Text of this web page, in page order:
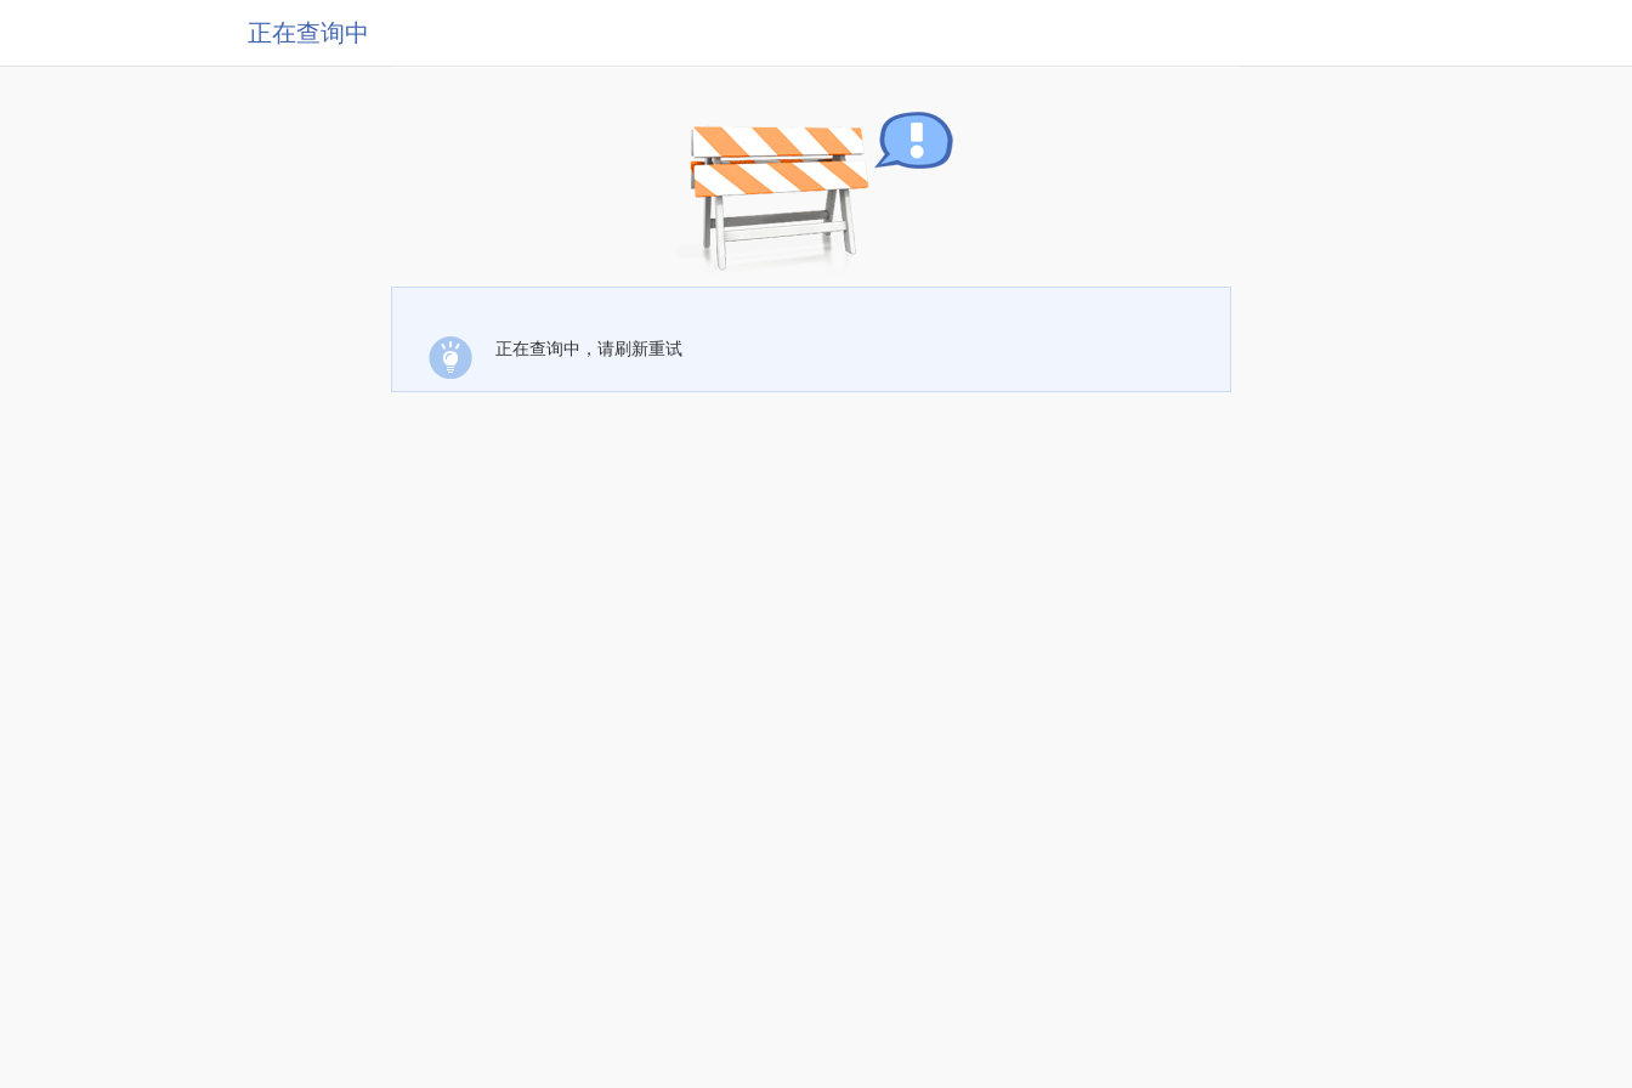
正在查询中
正在查询中，请刷新重试